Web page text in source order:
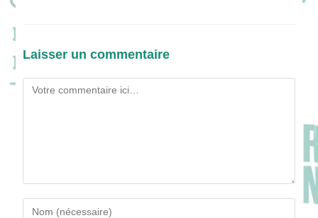
Laisser un commentaire
Comment
Enter